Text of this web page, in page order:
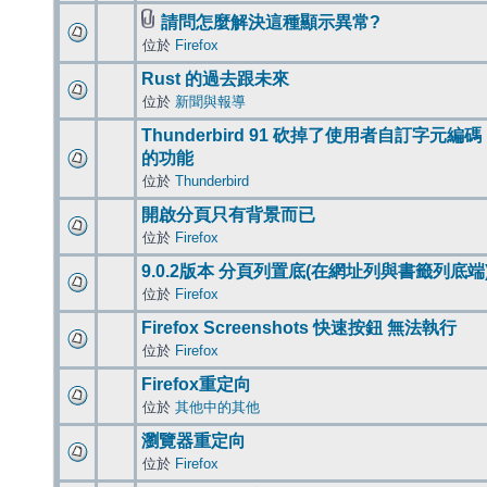
請問怎麼解決這種顯示異常?
位於 Firefox
Rust 的過去跟未來
位於 新聞與報導
Thunderbird 91 砍掉了使用者自訂字元編碼
的功能
位於 Thunderbird
開啟分頁只有背景而已
位於 Firefox
9.0.2版本 分頁列置底(在網址列與書籤列底
位於 Firefox
Firefox Screenshots 快速按鈕 無法執行
位於 Firefox
Firefox重定向
位於 其他中的其他
瀏覽器重定向
位於 Firefox